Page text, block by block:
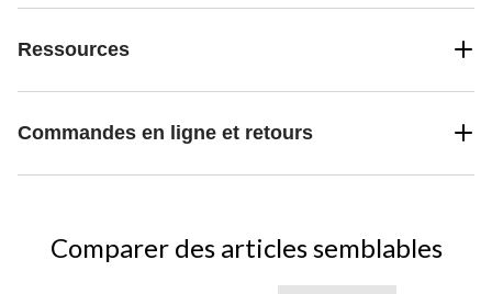
Ressources
Commandes en ligne et retours
Comparer des articles semblables